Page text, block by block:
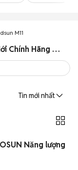
M11
Mua Bán Bếp Từ Goldsun M11 Cũ & Mới Chính Hãng Giá Rẻ
Tin mới nhất
Năng lượng